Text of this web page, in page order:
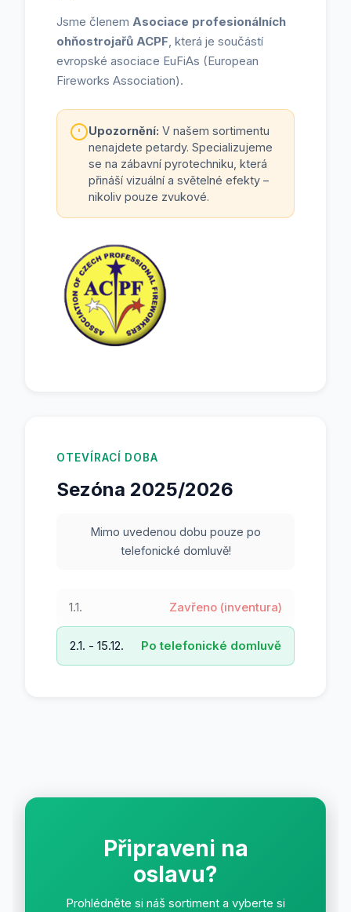
Jsme členem Asociace profesionálních
ohňostrojařů ACPF, která je součástí
evropské asociace EuFiAs (European
Fireworks Association).
Upozornění: V našem sortimentu
nenajdete petardy. Specializujeme
se na zábavní pyrotechniku, která
přináší vizuální a světelné efekty –
nikoliv pouze zvukové.
OTEVÍRACÍ DOBA
Sezóna 2025/2026
Mimo uvedenou dobu pouze po
telefonické domluvě!
1.1. Zavřeno (inventura)
2.1. - 15.12. Po telefonické domluvě
Připraveni na
oslavu?
Prohlédněte si náš sortiment a vyberte si